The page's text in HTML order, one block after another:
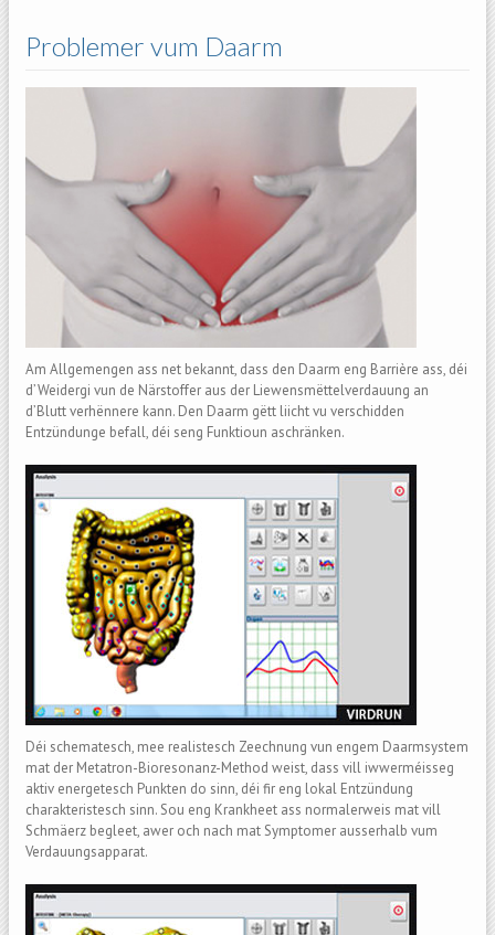
Problemer vum Daarm
Am Allgemengen ass net bekannt, dass den Daarm eng Barrière ass, déi
d’Weidergi vun de Närstoffer aus der Liewensmëttelverdauung an
d’Blutt verhënnere kann. Den Daarm gëtt liicht vu verschidden
Entzündunge befall, déi seng Funktioun aschränken.
Déi schematesch, mee realistesch Zeechnung vun engem Daarmsystem
mat der Metatron-Bioresonanz-Method weist, dass vill iwwerméisseg
aktiv energetesch Punkten do sinn, déi fir eng lokal Entzündung
charakteristesch sinn. Sou eng Krankheet ass normalerweis mat vill
Schmäerz begleet, awer och nach mat Symptomer ausserhalb vum
Verdauungsapparat.